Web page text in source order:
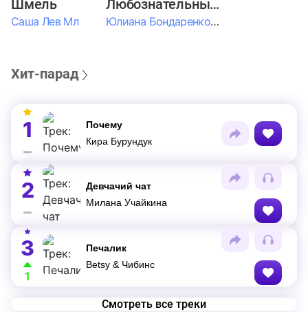
Шмель
Саша Лев Мл
Любознательные Дети
Юлиана Бондаренко & Амелия Колпакова & Егор Егоров & Валерия Шевченко & Ксюша Косичкина
Хит-парад
1
Почему
Кира Бурундук
2
Девчачий чат
Милана Учайкина
3
1
Печалик
Betsy & Чибинс
Смотреть все треки